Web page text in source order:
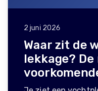
2 juni 2026
Waar zit de
lekkage?